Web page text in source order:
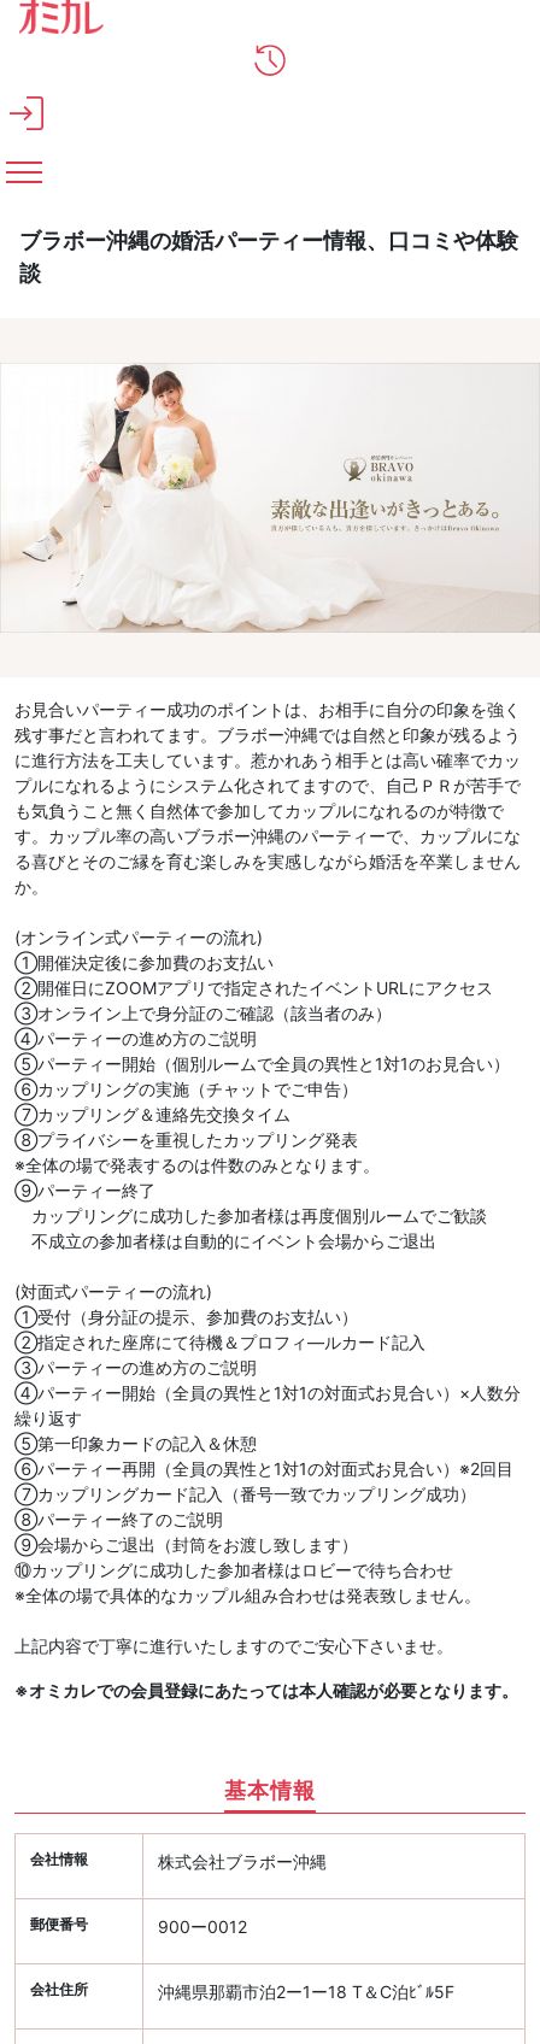
メインコンテンツへスキップ
ブラボー沖縄の婚活パーティー情報、口コミや体験
談
お見合いパーティー成功のポイントは、お相手に自分の印象を強く
残す事だと言われてます。ブラボー沖縄では自然と印象が残るよう
に進行方法を工夫しています。惹かれあう相手とは高い確率でカッ
プルになれるようにシステム化されてますので、自己ＰＲが苦手で
も気負うこと無く自然体で参加してカップルになれるのが特徴で
す。カップル率の高いブラボー沖縄のパーティーで、カップルにな
る喜びとそのご縁を育む楽しみを実感しながら婚活を卒業しません
か。
(オンライン式パーティーの流れ)
①開催決定後に参加費のお支払い
②開催日にZOOMアプリで指定されたイベントURLにアクセス
③オンライン上で身分証のご確認（該当者のみ）
④パーティーの進め方のご説明
⑤パーティー開始（個別ルームで全員の異性と1対1のお見合い）
⑥カップリングの実施（チャットでご申告）
⑦カップリング＆連絡先交換タイム
⑧プライバシーを重視したカップリング発表
※全体の場で発表するのは件数のみとなります。
⑨パーティー終了
カップリングに成功した参加者様は再度個別ルームでご歓談
不成立の参加者様は自動的にイベント会場からご退出
(対面式パーティーの流れ)
①受付（身分証の提示、参加費のお支払い）
②指定された座席にて待機＆プロフィ―ルカード記入
③パーティーの進め方のご説明
④パーティー開始（全員の異性と1対1の対面式お見合い）×人数分
繰り返す
⑤第一印象カードの記入＆休憩
⑥パーティー再開（全員の異性と1対1の対面式お見合い）※2回目
⑦カップリングカード記入（番号一致でカップリング成功）
⑧パーティー終了のご説明
⑨会場からご退出（封筒をお渡し致します）
⑩カップリングに成功した参加者様はロビーで待ち合わせ
※全体の場で具体的なカップル組み合わせは発表致しません。
上記内容で丁寧に進行いたしますのでご安心下さいませ。
※オミカレでの会員登録にあたっては本人確認が必要となります。
基本情報
会社情報 株式会社ブラボー沖縄
郵便番号 900ー0012
会社住所 沖縄県那覇市泊2ー1ー18 T＆C泊ﾋﾞﾙ5F